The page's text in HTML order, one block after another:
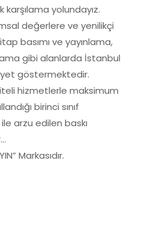
yolundayız.
değerlere ve yenilikçi
basımı ve yayınlama,
gibi alanlarda İstanbul
göstermektedir.
hizmetlerle maksimum
birinci sınıf
arzu edilen baskı
Markasıdır.